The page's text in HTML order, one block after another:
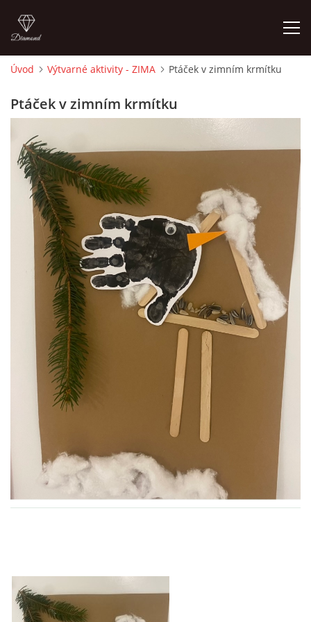
FOTOALBUM
DĚJINY VÝTVARNÉHO UMĚNÍ
NOVINKY ZE ŠKOLSTVÍ 2025
ROČNÍ PLÁN - INSPIRACE /DLE NOVÉHO RVP PV 2025
VZDĚLÁVACÍ BLOK ZÁŘÍ
VZDĚLÁVACÍ BLOK ŘÍJEN
VZDĚLÁVACÍ BLOK LISTOPAD
VZDĚLÁVACÍ BLOK PROSINEC
VZDĚLÁVACÍ BLOK LEDEN
VZDĚLÁVACÍ BLOK BŘEZEN
Úvod Výtvarné aktivity - ZIMA Ptáček v zimním krmítku
Ptáček v zimním krmítku